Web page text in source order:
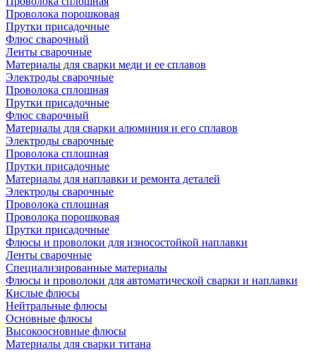
Проволока порошковая
Прутки присадочные
Флюс сварочный
Ленты сварочные
Материалы для сварки меди и ее сплавов
Электроды сварочные
Проволока сплошная
Прутки присадочные
Флюс сварочный
Материалы для сварки алюминия и его сплавов
Электроды сварочные
Проволока сплошная
Прутки присадочные
Материалы для наплавки и ремонта деталей
Электроды сварочные
Проволока сплошная
Проволока порошковая
Прутки присадочные
Флюсы и проволоки для износостойкой наплавки
Ленты сварочные
Специализированные материалы
Флюсы и проволоки для автоматической сварки и наплавки
Кислые флюсы
Нейтральные флюсы
Основные флюсы
Высокоосновные флюсы
Материалы для сварки титана